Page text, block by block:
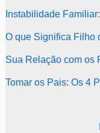
Instabilidade
O que Significa Filho
Sua Relação com os
Tomar os Pais: Os 4